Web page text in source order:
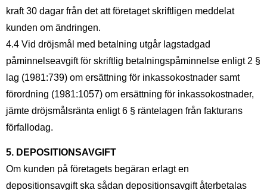
kraft 30 dagar från det att företaget skriftligen meddelat
kunden om ändringen.
4.4 Vid dröjsmål med betalning utgår lagstadgad
påminnelseavgift för skriftlig betalningspåminnelse enligt 2 §
lag (1981:739) om ersättning för inkassokostnader samt
förordning (1981:1057) om ersättning för inkassokostnader,
jämte dröjsmålsränta enligt 6 § räntelagen från fakturans
förfallodag.
5. DEPOSITIONSAVGIFT
Om kunden på företagets begäran erlagt en
depositionsavgift ska sådan depositionsavgift återbetalas